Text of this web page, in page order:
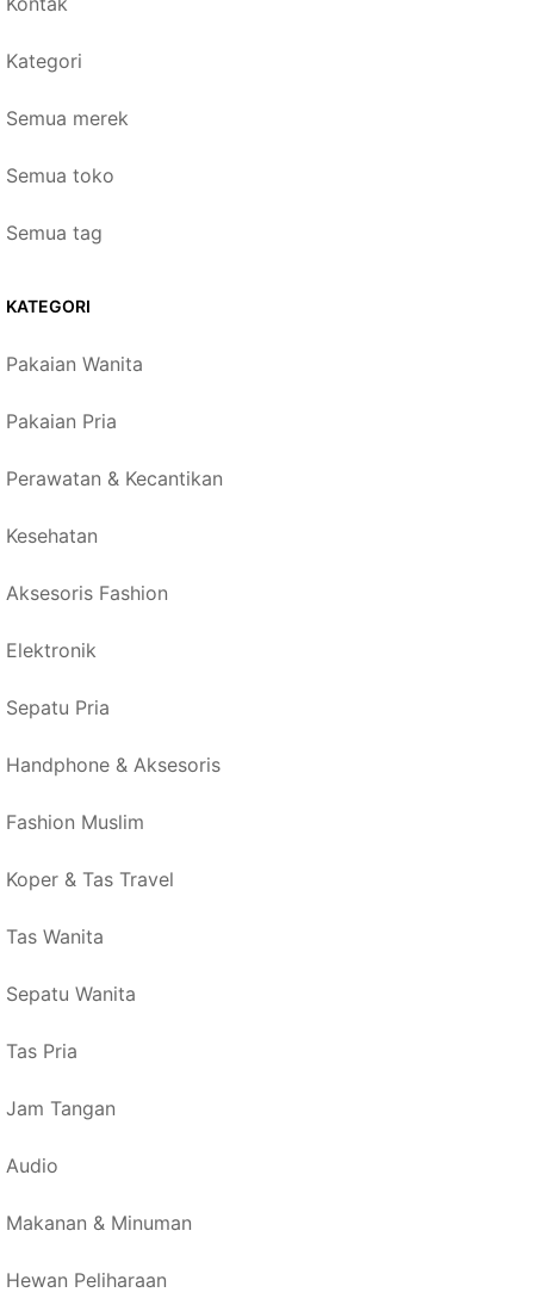
Kategori
Semua merek
Semua toko
Semua tag
KATEGORI
Pakaian Wanita
Pakaian Pria
Perawatan & Kecantikan
Kesehatan
Aksesoris Fashion
Elektronik
Sepatu Pria
Handphone & Aksesoris
Fashion Muslim
Koper & Tas Travel
Tas Wanita
Sepatu Wanita
Tas Pria
Jam Tangan
Audio
Makanan & Minuman
Hewan Peliharaan